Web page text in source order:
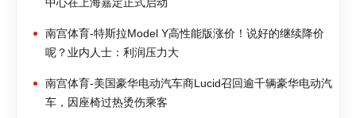
南宫体育-特斯拉Model Y高性能版涨价！说好的继续降价
呢？业内人士：利润压力大
南宫体育-美国豪华电动汽车商Lucid召回逾千辆豪华电动汽
车，因座椅过热烫伤乘客